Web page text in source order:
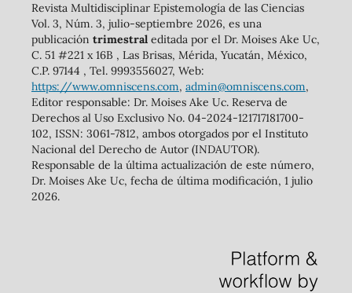
Revista Multidisciplinar Epistemología de las Ciencias
Vol. 3, Núm. 3, julio-septiembre 2026, es una
publicación trimestraleditada por el Dr. Moises Ake Uc,
C. 51 #221 x 16B , Las Brisas, Mérida, Yucatán, México,
C.P. 97144 , Tel. 9993556027, Web:
https://www.omniscens.com, admin@omniscens.com,
Editor responsable: Dr. Moises Ake Uc. Reserva de
Derechos al Uso Exclusivo No. 04-2024-121717181700-
102, ISSN: 3061-7812, ambos otorgados por el Instituto
Nacional del Derecho de Autor (INDAUTOR).
Responsable de la última actualización de este número,
Dr. Moises Ake Uc, fecha de última modificación, 1 julio
2026.